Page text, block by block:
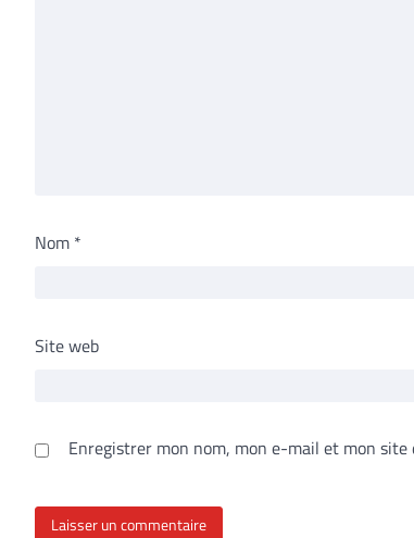
Nom *
Site web
Enregistrer mon nom, mon e-mail et mon